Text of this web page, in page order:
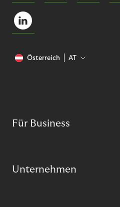
Österreich AT
Für Business
Unternehmen